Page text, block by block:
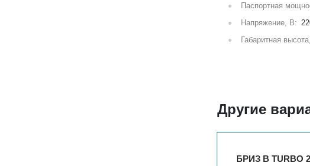
Паспортная
Напряжение, В:
Габаритная
Другие
БРИЗ В TURBO